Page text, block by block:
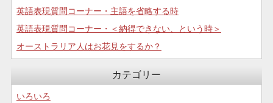
英語表現質問コーナー・主語を省略する時
英語表現質問コーナー・＜納得できない、という時＞
オーストラリア人はお花見をするか？
カテゴリー
いろいろ